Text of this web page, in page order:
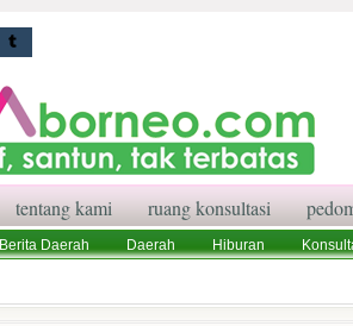
tentang kami ruang konsultasi
Berita Daerah Daerah Hiburan